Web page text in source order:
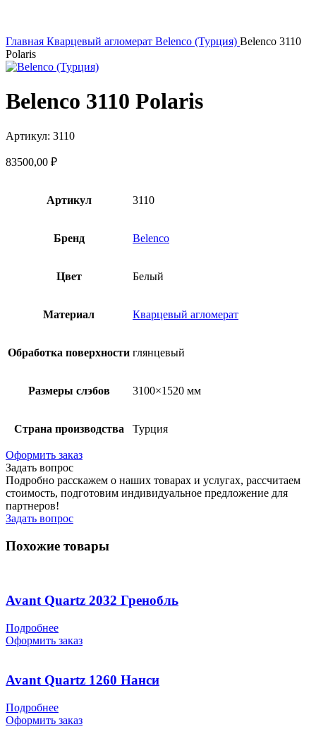
Главная Кварцевый агломерат Belenco (Турция) Belenco 3110
Polaris
Belenco 3110 Polaris
Артикул: 3110
83500,00 ₽
Артикул 3110
Бренд Belenco
Цвет Белый
Материал Кварцевый агломерат
Обработка поверхности глянцевый
Размеры слэбов 3100×1520 мм
Страна производства Турция
Оформить заказ
Задать вопрос
Подробно расскажем о наших товарах и услугах, рассчитаем
стоимость, подготовим индивидуальное предложение для
партнеров!
Задать вопрос
Похожие товары
Avant Quartz 2032 Гренобль
Подробнее
Оформить заказ
Avant Quartz 1260 Нанси
Подробнее
Оформить заказ